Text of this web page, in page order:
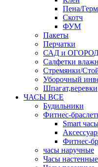
Пена/
Скотч
ФУМ
Пакеты
Перчатки
САД и
Салфетки
Стремянки/
Уборочный
Шпагат,веревки
ЧАСЫ ВСЕ
Будильники
Фитнес-
Smart
Фитнес-
часы наручные
Часы настенные